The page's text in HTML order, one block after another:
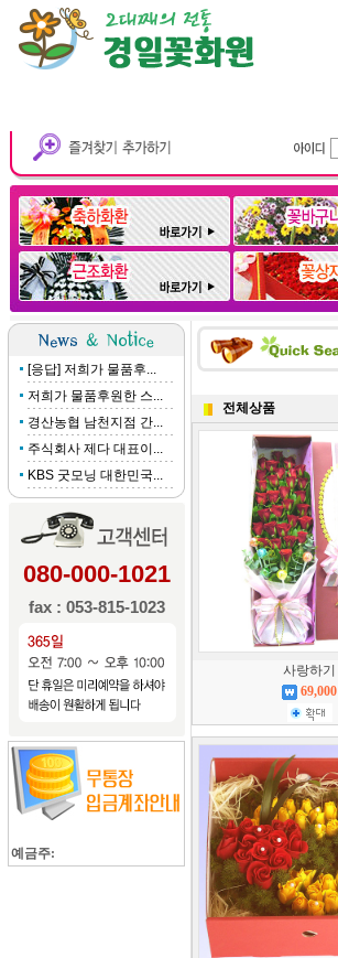
[응답] 저희가 물품후...
저희가 물품후원한 스...
경산농협 남천지점 간...
주식회사 제다 대표이...
KBS 굿모닝 대한민국...
080-000-1021
fax : 053-815-1023
예금주:
전체상품
사랑하기
69,000